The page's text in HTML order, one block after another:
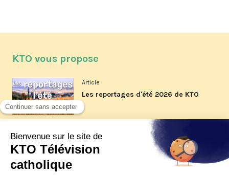
KTO vous propose
Article
Les reportages d'été 2026 de KTO
La visite pastorale du pape Léon
XIV à Assise à suivre sur KTO le
jeudi 6 août